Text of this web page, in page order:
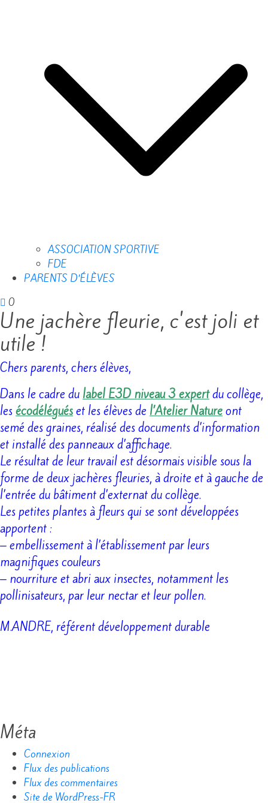
ASSOCIATION SPORTIVE
FDE
PARENTS D’ÉLÈVES
0
Une jachère fleurie, c'est joli et
utile !
Chers parents, chers élèves,
Dans le cadre du label E3D niveau 3 expertdu collège,
les écodéléguéset les élèves de l’Atelier Natureont
semé des graines, réalisé des documents d’information
et installé des panneaux d’affichage.
Le résultat de leur travail est désormais visible sous la
forme de deux jachères fleuries, à droite et à gauche de
l’entrée du bâtimentd’externat du collège.
Les petites plantes à fleurs qui se sont développées
apportent :
– embellissement à l’établissement par leurs
magnifiques couleurs
– nourriture et abri aux insectes, notamment les
pollinisateurs, par leur nectar et leur pollen.
M.ANDRE, référent développement durable
Méta
Connexion
Flux des publications
Flux des commentaires
Site de WordPress-FR